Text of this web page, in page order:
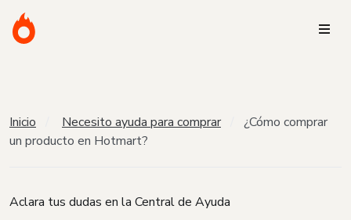
Inicio Necesito ayuda para comprar
¿Cómo comprar
un producto en Hotmart?
Aclara tus dudas en la Central de Ayuda